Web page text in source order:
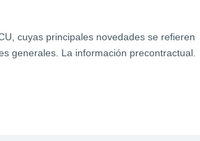
cuyas principales novedades se refieren
generales. La información precontractual.